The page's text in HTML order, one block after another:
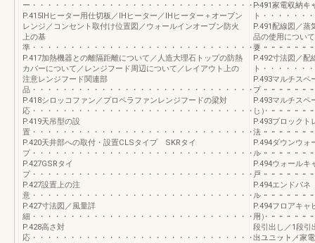
ー・・・・・・・・・・・・・・・・・・・・・・・・・・・・・・・・・・・・
P.415ⅠHヒーター用仕切板／ⅠHヒーター／ⅠHヒーター＋オーブン
レンジ／コンセント取付け位置図／ウォールインオーブン防火
上の基
準・・・・・・・・・・・・・・・・・・・・・・・・・・・・・・・・・・・・
P.417加熱機器との離隔距離について／人造大理石トップの防熱
カバーについて／レンジフード周辺について／レイアウト上の
注意レンジフード関連部
品・・・・・・・・・・・・・・・・・・・・・・・・・・・・・・・・・・・・
P.418シロッコファン／プロペラファンレンジフードの梁対
応・・・・・・・・・・・・・・・・・・・・・・・・・・・・・・・・・・・・
P.419天吊型の設
置・・・・・・・・・・・・・・・・・・・・・・・・・・・・・・・・・・・・
P.420天井部への取付・設置CLSタイプ SKRタイ
プ・・・・・・・・・・・・・・・・・・・・・・・・・・・・・・・・・・・・
P.427GSRタイ
プ・・・・・・・・・・・・・・・・・・・・・・・・・・・・・・・・・・・・
P.427設置上の注
意・・・・・・・・・・・・・・・・・・・・・・・・・・・・・・・・・・・・
P.427寸法図／風量詳
細・・・・・・・・・・・・・・・・・・・・・・・・・・・・・・・・・・・・
P.428高さ対
応・・・・・・・・・・・・・・・・・・・・・・・・・・・・・・・・・・・・
P.491家電収納キ
ト・・・・・・
P.491配線図／蒸
品の使用につい
要・・・・・・
P.492寸法図／
ト・・・・・・
P.493マルチスペ
プ・・・・・・
P.493マルチスペ
し）・・・・・
P.493ブロックト
法・・・・・・
P.494ダウンウォ
ル・・・・・・
P.494ウォールキ
戸・・・・・・
P.494エンドパネ
ル・・・・・・
P.494フロアキャ
用）・・・・・
段引出し／1段
出ユニット／家